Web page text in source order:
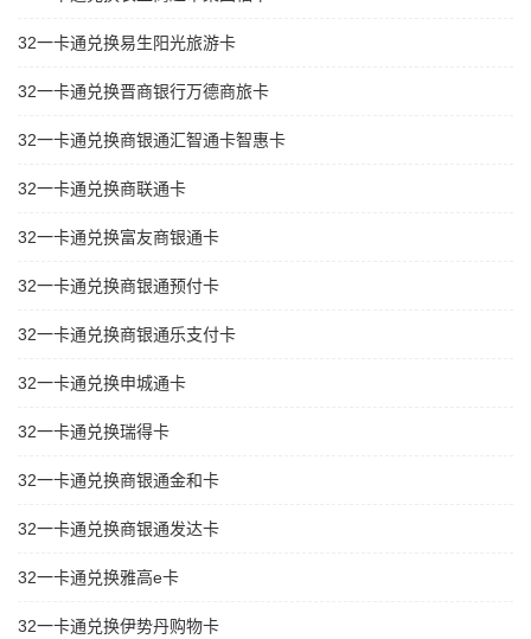
32一卡通兑换易生阳光旅游卡
32一卡通兑换晋商银行万德商旅卡
32一卡通兑换商银通汇智通卡智惠卡
32一卡通兑换商联通卡
32一卡通兑换富友商银通卡
32一卡通兑换商银通预付卡
32一卡通兑换商银通乐支付卡
32一卡通兑换申城通卡
32一卡通兑换瑞得卡
32一卡通兑换商银通金和卡
32一卡通兑换商银通发达卡
32一卡通兑换雅高e卡
32一卡通兑换伊势丹购物卡